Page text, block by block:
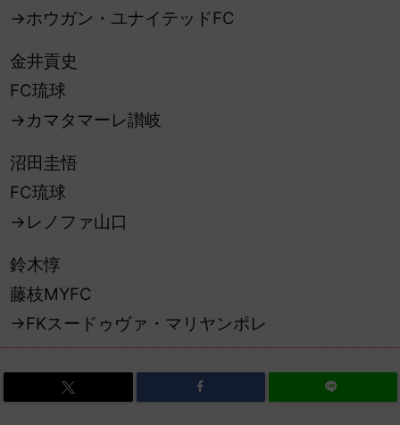
→ホウガン・ユナイテッドFC
金井貢史
FC琉球
→カマタマーレ讃岐
沼田圭悟
FC琉球
→レノファ山口
鈴木惇
藤枝MYFC
→FKスードゥヴァ・マリヤンポレ